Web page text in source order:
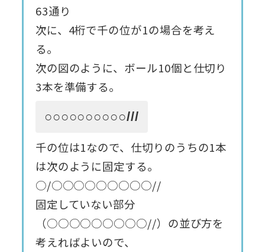
63通り
次に、4桁で千の位が1の場合を考え
る。
次の図のように、ボール10個と仕切り
3本を準備する。
○○○○○○○○○○///
千の位は1なので、仕切りのうちの1本
は次のように固定する。
○/○○○○○○○○○//
固定していない部分
（○○○○○○○○○//）の並び方を
考えればよいので、